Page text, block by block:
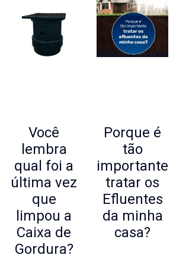
Você
lembra
qual foi a
última vez
que
limpou a
Caixa de
Gordura?
Porque é
tão
importante
tratar os
Efluentes
da minha
casa?